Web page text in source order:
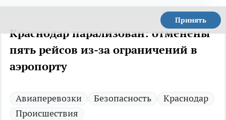
Принять
Краснодар парализован: отменены
пять рейсов из-за ограничений в
аэропорту
Авиаперевозки Безопасность
Краснодар
Происшествия